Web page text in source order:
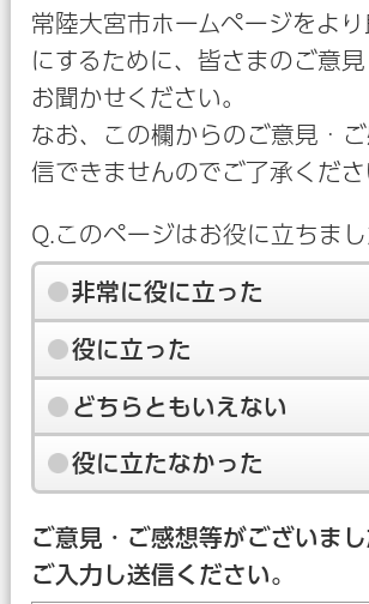
常陸大宮市ホームページをより
にするために、皆さまのご意
お聞かせください。
なお、この欄からのご意見・
信できませんのでご了承くださ
Q.このページはお役に立ちまし
非常に役に立った
役に立った
どちらともいえない
役に立たなかった
ご意見・ご感想等がございま
ご入力し送信ください。